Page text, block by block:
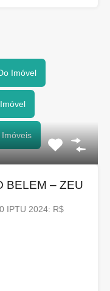
Imóvel
BELEM – ZEU
IPTU 2024: R$